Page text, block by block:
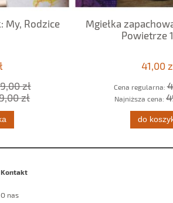
Mgiełka zapachowa do wnętrz –
Powietrze 150ml
49,00 zł
49,00 zł
Kontakt
O nas